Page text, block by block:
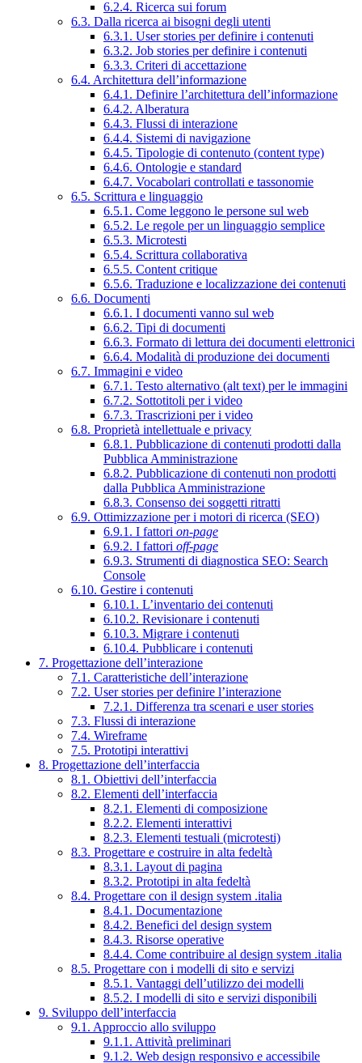
6.2.4. Ricerca sui forum
6.3. Dalla ricerca ai bisogni degli utenti
6.3.1. User stories per definire i contenuti
6.3.2. Job stories per definire i contenuti
6.3.3. Criteri di accettazione
6.4. Architettura dell’informazione
6.4.1. Definire l’architettura dell’informazione
6.4.2. Alberatura
6.4.3. Flussi di interazione
6.4.4. Sistemi di navigazione
6.4.5. Tipologie di contenuto (content type)
6.4.6. Ontologie e standard
6.4.7. Vocabolari controllati e tassonomie
6.5. Scrittura e linguaggio
6.5.1. Come leggono le persone sul web
6.5.2. Le regole per un linguaggio semplice
6.5.3. Microtesti
6.5.4. Scrittura collaborativa
6.5.5. Content critique
6.5.6. Traduzione e localizzazione dei contenuti
6.6. Documenti
6.6.1. I documenti vanno sul web
6.6.2. Tipi di documenti
6.6.3. Formato di lettura dei documenti elettronici
6.6.4. Modalità di produzione dei documenti
6.7. Immagini e video
6.7.1. Testo alternativo (alt text) per le immagini
6.7.2. Sottotitoli per i video
6.7.3. Trascrizioni per i video
6.8. Proprietà intellettuale e privacy
6.8.1. Pubblicazione di contenuti prodotti dalla
Pubblica Amministrazione
6.8.2. Pubblicazione di contenuti non prodotti
dalla Pubblica Amministrazione
6.8.3. Consenso dei soggetti ritratti
6.9. Ottimizzazione per i motori di ricerca (SEO)
6.9.1. I fattori on-page
6.9.2. I fattori off-page
6.9.3. Strumenti di diagnostica SEO: Search
Console
6.10. Gestire i contenuti
6.10.1. L’inventario dei contenuti
6.10.2. Revisionare i contenuti
6.10.3. Migrare i contenuti
6.10.4. Pubblicare i contenuti
7. Progettazione dell’interazione
7.1. Caratteristiche dell’interazione
7.2. User stories per definire l’interazione
7.2.1. Differenza tra scenari e user stories
7.3. Flussi di interazione
7.4. Wireframe
7.5. Prototipi interattivi
8. Progettazione dell’interfaccia
8.1. Obiettivi dell’interfaccia
8.2. Elementi dell’interfaccia
8.2.1. Elementi di composizione
8.2.2. Elementi interattivi
8.2.3. Elementi testuali (microtesti)
8.3. Progettare e costruire in alta fedeltà
8.3.1. Layout di pagina
8.3.2. Prototipi in alta fedeltà
8.4. Progettare con il design system .italia
8.4.1. Documentazione
8.4.2. Benefici del design system
8.4.3. Risorse operative
8.4.4. Come contribuire al design system .italia
8.5. Progettare con i modelli di sito e servizi
8.5.1. Vantaggi dell’utilizzo dei modelli
8.5.2. I modelli di sito e servizi disponibili
9. Sviluppo dell’interfaccia
9.1. Approccio allo sviluppo
9.1.1. Attività preliminari
9.1.2. Web design responsivo e accessibile